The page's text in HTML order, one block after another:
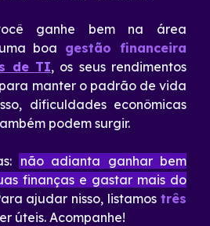
ganhe bem na área
boa gestão financeira
de TI, os seus rendimentos
manter o padrão de vida
dificuldades econômicas
podem surgir.
não adianta ganhar bem
finanças e gastar mais do
ajudar nisso, listamos três
úteis. Acompanhe!